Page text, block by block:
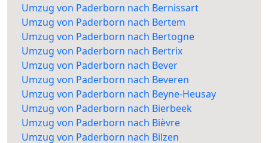
Umzug von Paderborn nach Bernissart
Umzug von Paderborn nach Bertem
Umzug von Paderborn nach Bertogne
Umzug von Paderborn nach Bertrix
Umzug von Paderborn nach Bever
Umzug von Paderborn nach Beveren
Umzug von Paderborn nach Beyne-Heusay
Umzug von Paderborn nach Bierbeek
Umzug von Paderborn nach Bièvre
Umzug von Paderborn nach Bilzen